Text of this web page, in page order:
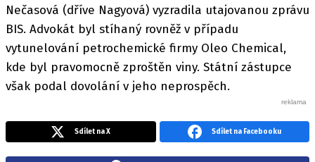
Nečasová (dříve Nagyová) vyzradila utajovanou zprávu
BIS. Advokát byl stíhaný rovněž v případu
vytunelování petrochemické firmy Oleo Chemical,
kde byl pravomocně zproštěn viny. Státní zástupce
však podal dovolání v jeho neprospěch.
Sdílet na X Sdílet na Facebooku